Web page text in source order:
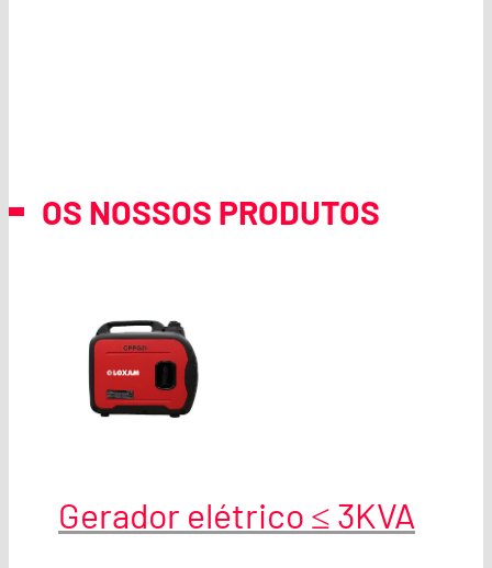
OS NOSSOS PRODUTOS
Gerador elétrico ≤ 3KVA